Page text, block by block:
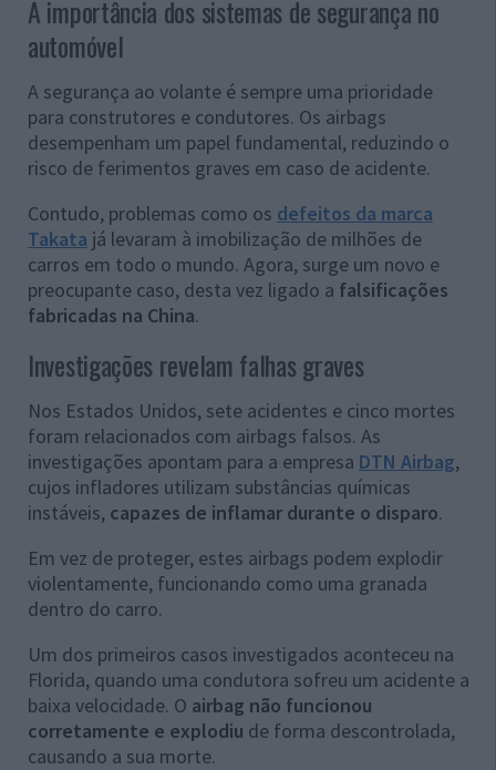
A importância dos sistemas de segurança no
automóvel
A segurança ao volante é sempre uma prioridade
para construtores e condutores. Os airbags
desempenham um papel fundamental, reduzindo o
risco de ferimentos graves em caso de acidente.
Contudo, problemas como os defeitos da marca
Takata já levaram à imobilização de milhões de
carros em todo o mundo. Agora, surge um novo e
preocupante caso, desta vez ligado a falsificações
fabricadas na China.
Investigações revelam falhas graves
Nos Estados Unidos, sete acidentes e cinco mortes
foram relacionados com airbags falsos. As
investigações apontam para a empresa DTN Airbag,
cujos infladores utilizam substâncias químicas
instáveis, capazes de inflamar durante o disparo.
Em vez de proteger, estes airbags podem explodir
violentamente, funcionando como uma granada
dentro do carro.
Um dos primeiros casos investigados aconteceu na
Florida, quando uma condutora sofreu um acidente a
baixa velocidade. O airbag não funcionou
corretamente e explodiu de forma descontrolada,
causando a sua morte.